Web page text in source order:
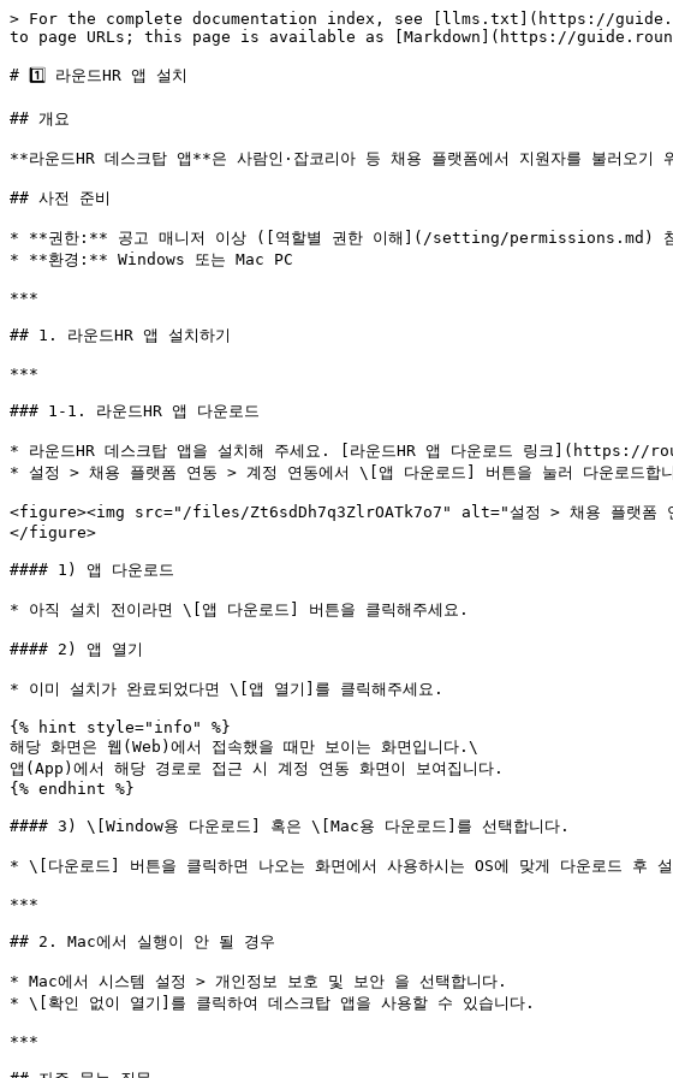
> For the complete documentation index, see [llms.txt](https://
to page URLs; this page is available as [Markdown](https://
# 1️⃣ 라운드HR 앱 설치
## 개요
**라운드HR 데스크탑 앱**은 사람인·잡코리아 등 채용 플랫폼에서 지원자를 불러오
## 사전 준비
* **권한:** 공고 매니저 이상 ([역할별 권한 이해](/setting/permissions.md)
* **환경:** Windows 또는 Mac PC
***
## 1. 라운드HR 앱 설치하기
***
### 1-1. 라운드HR 앱 다운로드
* 라운드HR 데스크탑 앱을 설치해 주세요. [라운드HR 앱 다운로드 링크](https://
* 설정 > 채용 플랫폼 연동 > 계정 연동에서 \[앱 다운로드] 버튼을 눌러 다운로드합
<figure><img src="/files/Zt6sdDh7q3ZlrOATk7o7" alt="설정 > 채용 플랫폼
</figure>
#### 1) 앱 다운로드
* 아직 설치 전이라면 \[앱 다운로드] 버튼을 클릭해주세요.
#### 2) 앱 열기
* 이미 설치가 완료되었다면 \[앱 열기]를 클릭해주세요.
{% hint style="info" %}
해당 화면은 웹(Web)에서 접속했을 때만 보이는 화면입니다.\
앱(App)에서 해당 경로로 접근 시 계정 연동 화면이 보여집니다.
{% endhint %}
#### 3) \[Window용 다운로드] 혹은 \[Mac용 다운로드]를 선택합니다.
* \[다운로드] 버튼을 클릭하면 나오는 화면에서 사용하시는 OS에 맞게 다운로드 후 설
***
## 2. Mac에서 실행이 안 될 경우
* Mac에서 시스템 설정 > 개인정보 보호 및 보안 을 선택합니다.
* \[확인 없이 열기]를 클릭하여 데스크탑 앱을 사용할 수 있습니다.
***